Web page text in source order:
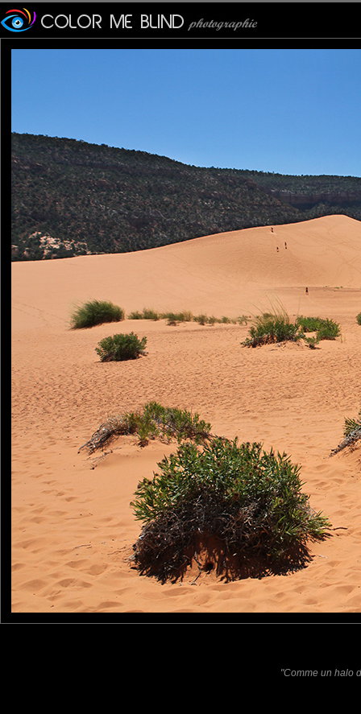
"Comme un halo
64 km du parc national de
Les montagnes Moquith
le site.
Le sable provient de
quand le vent passe entre
Ces dunes aux teintes
Pancho : 01/07/2015
Magnifique ce paysage.
RobertB: 02/07/2015
You can really get an
present. Nice one.
Laisser un commentaire
Nom
E-mail
Site